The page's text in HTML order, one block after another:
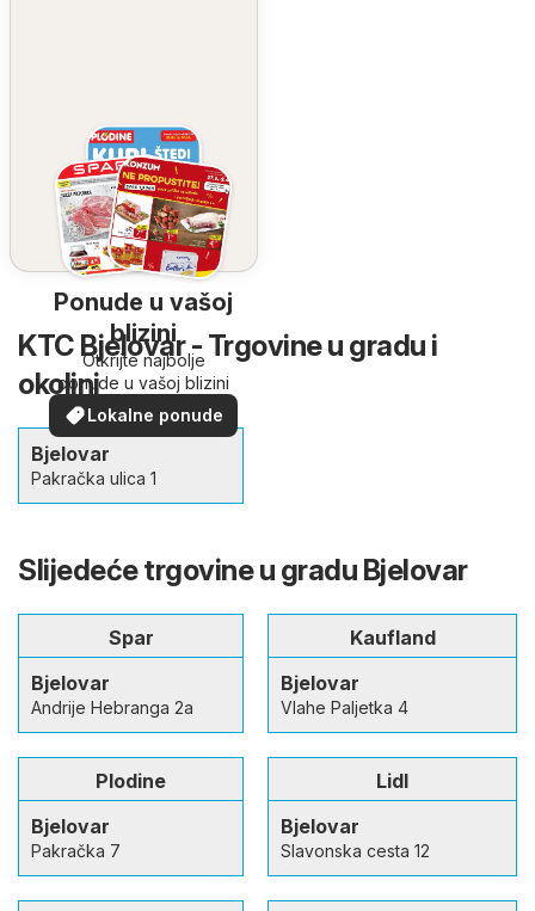
Ponude u vašoj
blizini
Otkrijte najbolje
ponude u vašoj blizini
Lokalne ponude
KTC Bjelovar - Trgovine u gradu i
okolini
Bjelovar
Pakračka ulica 1
Slijedeće trgovine u gradu Bjelovar
Spar
Bjelovar
Andrije Hebranga 2a
Kaufland
Bjelovar
Vlahe Paljetka 4
Plodine
Bjelovar
Pakračka 7
Lidl
Bjelovar
Slavonska cesta 12